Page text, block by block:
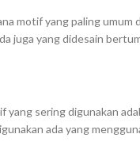
motif yang paling
juga yang didesain
sering digunakan
ada yang